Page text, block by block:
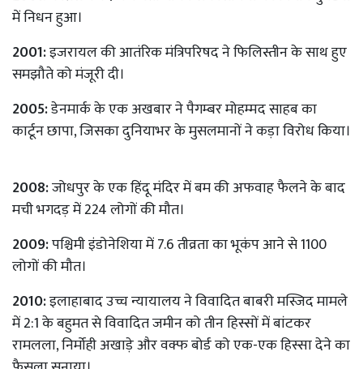
में निधन हुआ।
2001:इजरायल की आतंरिक मंत्रिपरिषद ने फिलिस्तीन के साथ हुए
समझौते को मंजूरी दी।
2005:डेनमार्क के एक अखबार ने पैगम्बर मोहम्मद साहब का
कार्टून छापा, जिसका दुनियाभर के मुसलमानों ने कड़ा विरोध किया।
2008:जोधपुर के एक हिंदू मंदिर में बम की अफवाह फैलने के बाद
मची भगदड़ में 224 लोगों की मौत।
2009:पश्चिमी इंडोनेशिया में 7.6 तीव्रता का भूकंप आने से 1100
लोगों की मौत।
2010:इलाहाबाद उच्च न्यायालय ने विवादित बाबरी मस्जिद मामले
में 2:1 के बहुमत से विवादित जमीन को तीन हिस्सों में बांटकर
रामलला, निर्मोही अखाड़े और वक्फ बोर्ड को एक-एक हिस्सा देने का